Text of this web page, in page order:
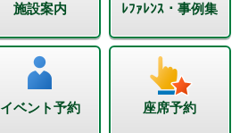
施設案内 ﾚﾌｧﾚﾝｽ・事例集
イベント予約 座席予約